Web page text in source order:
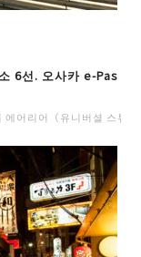
6선. 오사카 e-Pas
에어리어（유니버셜 스튜